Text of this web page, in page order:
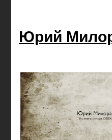
Юрий